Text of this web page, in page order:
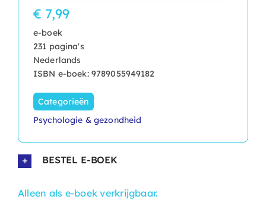
€ 7,99
e-boek
231 pagina's
Nederlands
ISBN e-boek: 9789055949182
Categorieën
Psychologie & gezondheid
BESTEL E-BOEK
Alleen als e-boek verkrijgbaar.